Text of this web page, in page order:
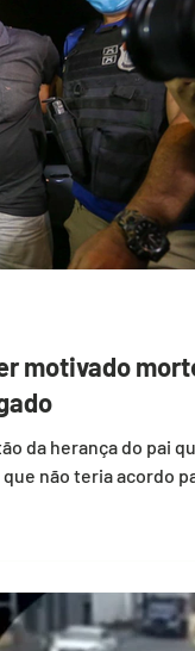
motivado
da herança do pai
não teria acordo